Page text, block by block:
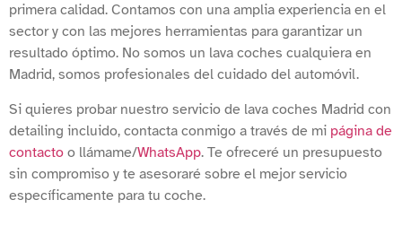
primera calidad. Contamos con una amplia experiencia en el
sector y con las mejores herramientas para garantizar un
resultado óptimo. No somos un lava coches cualquiera en
Madrid, somos profesionales del cuidado del automóvil.
Si quieres probar nuestro servicio de lava coches Madrid con
detailing incluido, contacta conmigo a través de mi página de
contacto o llámame/WhatsApp. Te ofreceré un presupuesto
sin compromiso y te asesoraré sobre el mejor servicio
específicamente para tu coche.